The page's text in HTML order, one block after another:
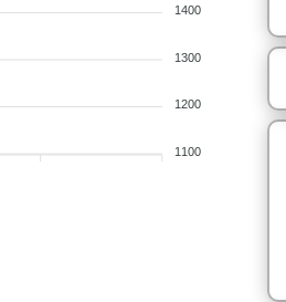
1400
1300
1200
1100